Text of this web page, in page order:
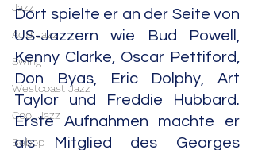
Jazz
Acid Jazz
Swing
Westcoast Jazz
Cool Jazz
Bebop
Dort spielte er an der Seite von
US-Jazzern wie Bud Powell,
Kenny Clarke, Oscar Pettiford,
Don Byas, Eric Dolphy, Art
Taylor und Freddie Hubbard.
Erste Aufnahmen machte er
als Mitglied des Georges